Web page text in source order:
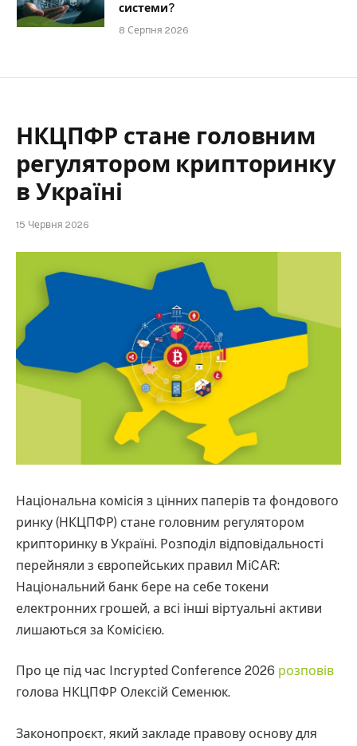
системи?
8 Серпня 2026
НКЦПФР стане головним
регулятором крипторинку
в Україні
15 Червня 2026
Національна комісія з цінних паперів та фондового
ринку (НКЦПФР) стане головним регулятором
крипторинку в Україні. Розподіл відповідальності
перейняли з європейських правил MiCAR:
Національний банк бере на себе токени
електронних грошей, а всі інші віртуальні активи
лишаються за Комісією.
Про це під час Incrypted Conference 2026 розповів
голова НКЦПФР Олексій Семенюк.
Законопроєкт, який закладе правову основу для